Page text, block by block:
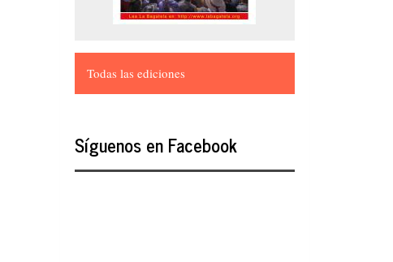
Todas las ediciones
Síguenos en Facebook